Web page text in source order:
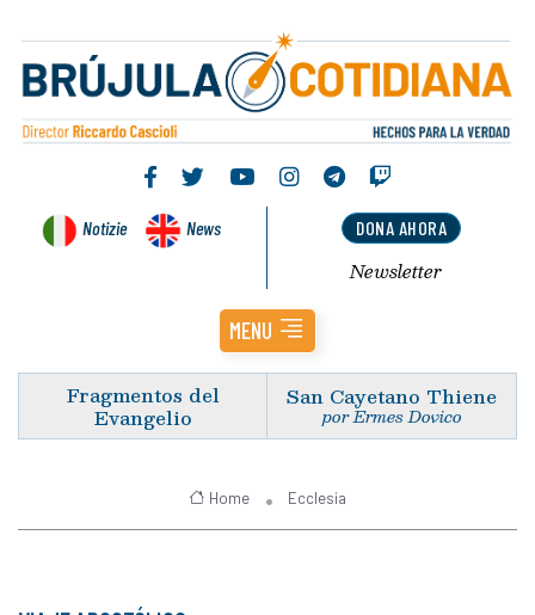
Notizie News DONA AHORA
Newsletter
MENU
Fragmentos del
Evangelio
San Cayetano Thiene
por Ermes Dovico
Home Ecclesia